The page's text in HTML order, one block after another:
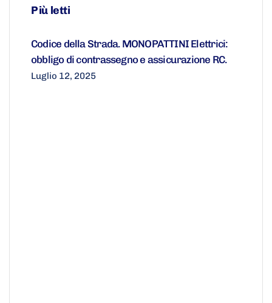
Più letti
Codice della Strada. MONOPATTINI Elettrici:
obbligo di contrassegno e assicurazione RC.
Luglio 12, 2025